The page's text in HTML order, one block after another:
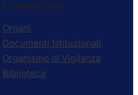
FONDAZIONE
Organi
Documenti Istituzionali
Organismo di Vigilanza
Biblioteca